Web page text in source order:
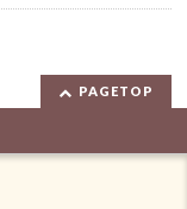
PAGETOP